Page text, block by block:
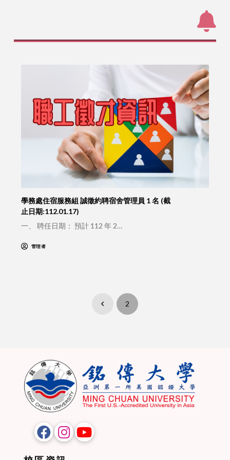
學務處住宿服務組 誠徵約聘宿舍管理員 1 名 (截
止日期:112.01.17)
一、 聘任日期： 預計 112 年 2…
管理者
Prev 2